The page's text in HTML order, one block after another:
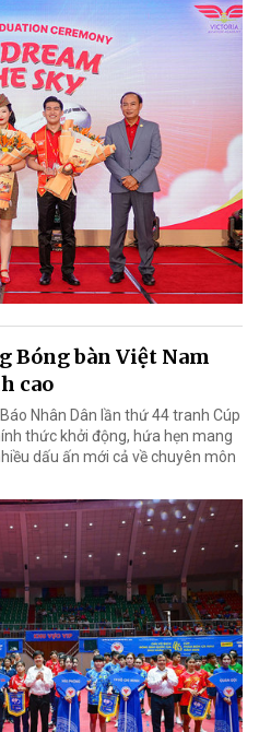
Bóng bàn Việt Nam
cao
Nhân Dân lần thứ 44 tranh Cúp
thức khởi động, hứa hẹn mang
dấu ấn mới cả về chuyên môn